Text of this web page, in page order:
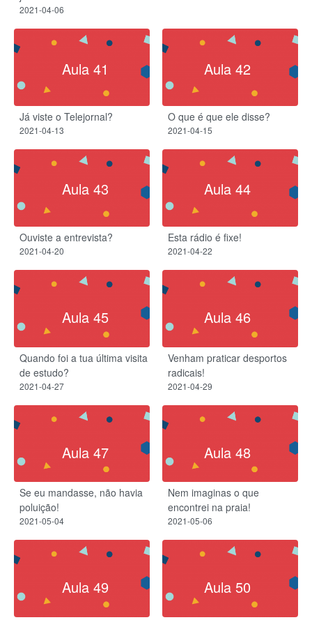
2021-04-06
Aula 41
Já viste o Telejornal?
2021-04-13
Aula 42
O que é que ele disse?
2021-04-15
Aula 43
Ouviste a entrevista?
2021-04-20
Aula 44
Esta rádio é fixe!
2021-04-22
Aula 45
Quando foi a tua última visita
de estudo?
2021-04-27
Aula 46
Venham praticar desportos
radicais!
2021-04-29
Aula 47
Se eu mandasse, não havia
poluição!
2021-05-04
Aula 48
Nem imaginas o que
encontrei na praia!
2021-05-06
Aula 49 Aula 50